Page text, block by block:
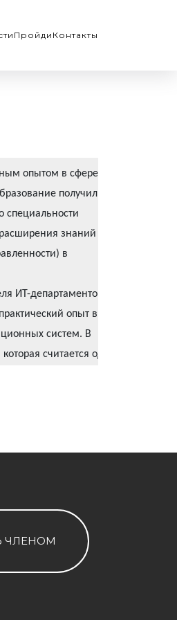
Пройди Контакты
опытом в сфере
получил в
специальности
знаний в
в
ИТ-департаментов в
опыт в
систем. В
считается одним
ЧЛЕНОМ